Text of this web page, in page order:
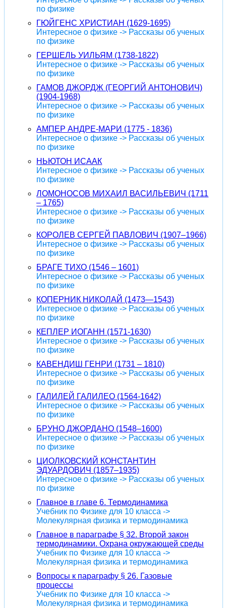
по физике
ГЮЙГЕНС ХРИСТИАН (1629-1695)
Интересное о физике -> Рассказы об ученых
по физике
ГЕРШЕЛЬ УИЛЬЯМ (1738-1822)
Интересное о физике -> Рассказы об ученых
по физике
ГАМОВ ДЖОРДЖ (ГЕОРГИЙ АНТОНОВИЧ)
(1904-1968)
Интересное о физике -> Рассказы об ученых
по физике
АМПЕР АНДРЕ-МАРИ (1775 - 1836)
Интересное о физике -> Рассказы об ученых
по физике
НЬЮТОН ИСААК
Интересное о физике -> Рассказы об ученых
по физике
ЛОМОНОСОВ МИХАИЛ ВАСИЛЬЕВИЧ (1711
– 1765)
Интересное о физике -> Рассказы об ученых
по физике
КОРОЛЕВ СЕРГЕЙ ПАВЛОВИЧ (1907–1966)
Интересное о физике -> Рассказы об ученых
по физике
БРАГЕ ТИХО (1546 – 1601)
Интересное о физике -> Рассказы об ученых
по физике
КОПЕРНИК НИКОЛАЙ (1473—1543)
Интересное о физике -> Рассказы об ученых
по физике
КЕПЛЕР ИОГАНН (1571-1630)
Интересное о физике -> Рассказы об ученых
по физике
КАВЕНДИШ ГЕНРИ (1731 – 1810)
Интересное о физике -> Рассказы об ученых
по физике
ГАЛИЛЕЙ ГАЛИЛЕО (1564-1642)
Интересное о физике -> Рассказы об ученых
по физике
БРУНО ДЖОРДАНО (1548–1600)
Интересное о физике -> Рассказы об ученых
по физике
ЦИОЛКОВСКИЙ КОНСТАНТИН
ЭДУАРДОВИЧ (1857–1935)
Интересное о физике -> Рассказы об ученых
по физике
Главное в главе 6. Термодинамика
Учебник по Физике для 10 класса ->
Молекулярная физика и термодинамика
Главное в параграфе § 32. Второй закон
термодинамики. Охрана окружающей среды
Учебник по Физике для 10 класса ->
Молекулярная физика и термодинамика
Вопросы к параграфу § 26. Газовые
процессы
Учебник по Физике для 10 класса ->
Молекулярная физика и термодинамика